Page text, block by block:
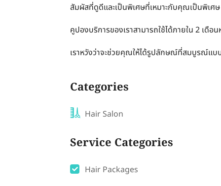
สัมผัสที่ดูดีและเป็นพิเศษที่เหมาะกับคุณเป็นพิเศษ
คูปองบริการของเราสามารถใช้ได้ภายใน 2 เดือ
เราหวังว่าจะช่วยคุณให้ได้รูปลักษณ์ที่สมบูรณ์แ
Categories
Hair Salon
Service Categories
Hair Packages